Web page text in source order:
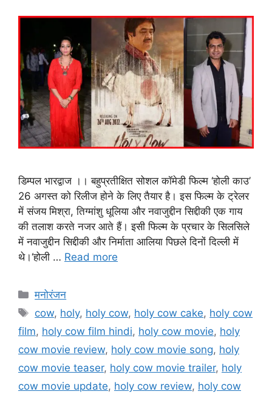
डिम्पल भारद्वाज ।। बहुप्रतीक्षित सोशल कॉमेडी फिल्म ‘होली काउ’
26 अगस्त को रिलीज होने के लिए तैयार है। इस फिल्म के ट्रेलर
में संजय मिश्रा, तिग्मांशु धूलिया और नवाजुद्दीन सिद्दीकी एक गाय
की तलाश करते नजर आते हैं। इसी फिल्म के प्रचार के सिलसिले
में नवाजुद्दीन सिद्दीकी और निर्माता आलिया पिछले दिनों दिल्ली में
थे।‘होली … Read more
मनोरंजन
cow, holy, holy cow, holy cow cake, holy cow
film, holy cow film hindi, holy cow movie, holy
cow movie review, holy cow movie song, holy
cow movie teaser, holy cow movie trailer, holy
cow movie update, holy cow review, holy cow